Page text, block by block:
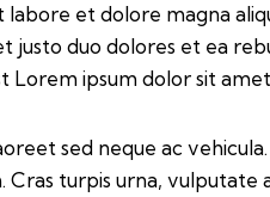
labore et dolore magna
justo duo dolores et ea
Lorem ipsum dolor sit
sed neque ac
Cras turpis urna, vulputate